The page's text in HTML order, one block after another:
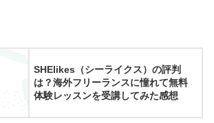
SHElikes（シーライクス）の評判
は？海外フリーランスに憧れて無料
体験レッスンを受講してみた感想